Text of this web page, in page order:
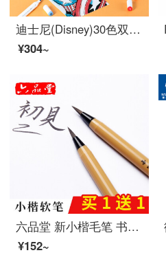
迪士尼(Disney)30色双头马克笔 小学生儿童美术专用绘画笔 专业设计美术彩笔酒精油性记号笔 漫威系列 E0080A
¥304~
六品堂 新小楷毛笔 书法抄经钢笔式软笔小号毛笔练字软头笔可加墨毛笔 成人特细水性书画小楷软头秀丽笔 软笔1支【买1含1、买2共4支再含填充墨水30g】
¥152~